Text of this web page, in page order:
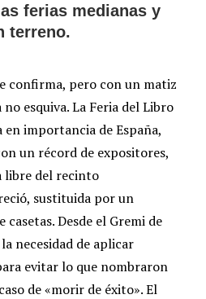
ferias medianas y
terreno.
confirma, pero con un matiz
esquiva. La Feria del Libro
en importancia de España,
un récord de expositores,
libre del recinto
sustituida por un
Desde el Gremi de
necesidad de aplicar
evitar lo que nombraron
de «morir de éxito». El